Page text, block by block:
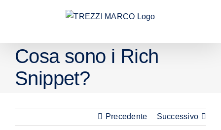
Cosa sono i Rich
Snippet?
Precedente Successivo